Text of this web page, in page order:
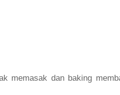
memasak dan baking